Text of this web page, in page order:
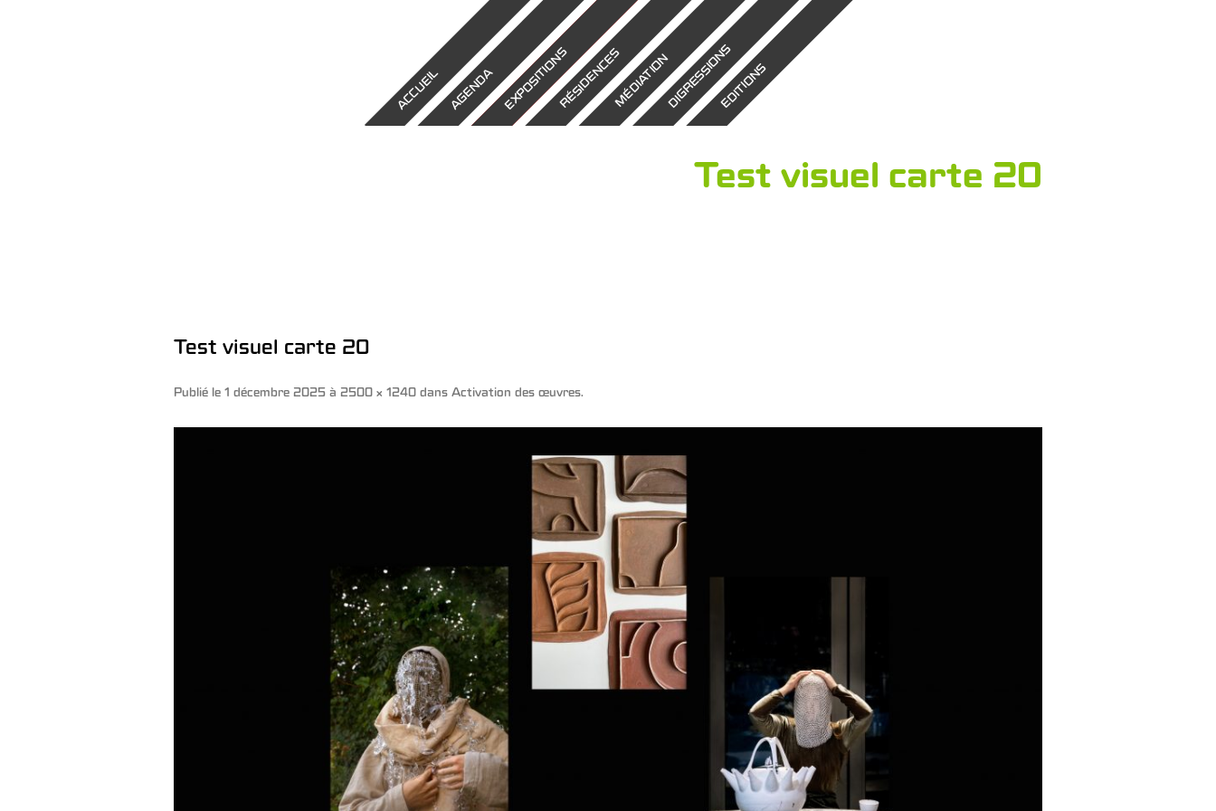
ACCUEILAGENDAEXPOSITIONSRÉSIDENCESMÉDIATIONDIGRESSIONSEDITIONS
Test visuel carte 20
Test visuel carte 20
Publié le 1 décembre 2025 à 2500 × 1240 dans Activation des œuvres.